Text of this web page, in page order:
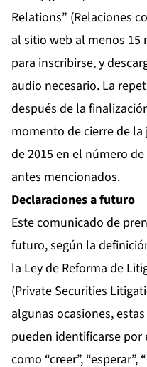
Relations” (Relaciones
al sitio web al menos
para inscribirse, y
audio necesario. La
después de la
momento de cierre de
de 2015 en el número
antes mencionados.
Declaraciones a futuro
Este comunicado de
futuro, según la
la Ley de Reforma de
(Private Securities
algunas ocasiones,
pueden identificarse
como “creer”, “esperar”,